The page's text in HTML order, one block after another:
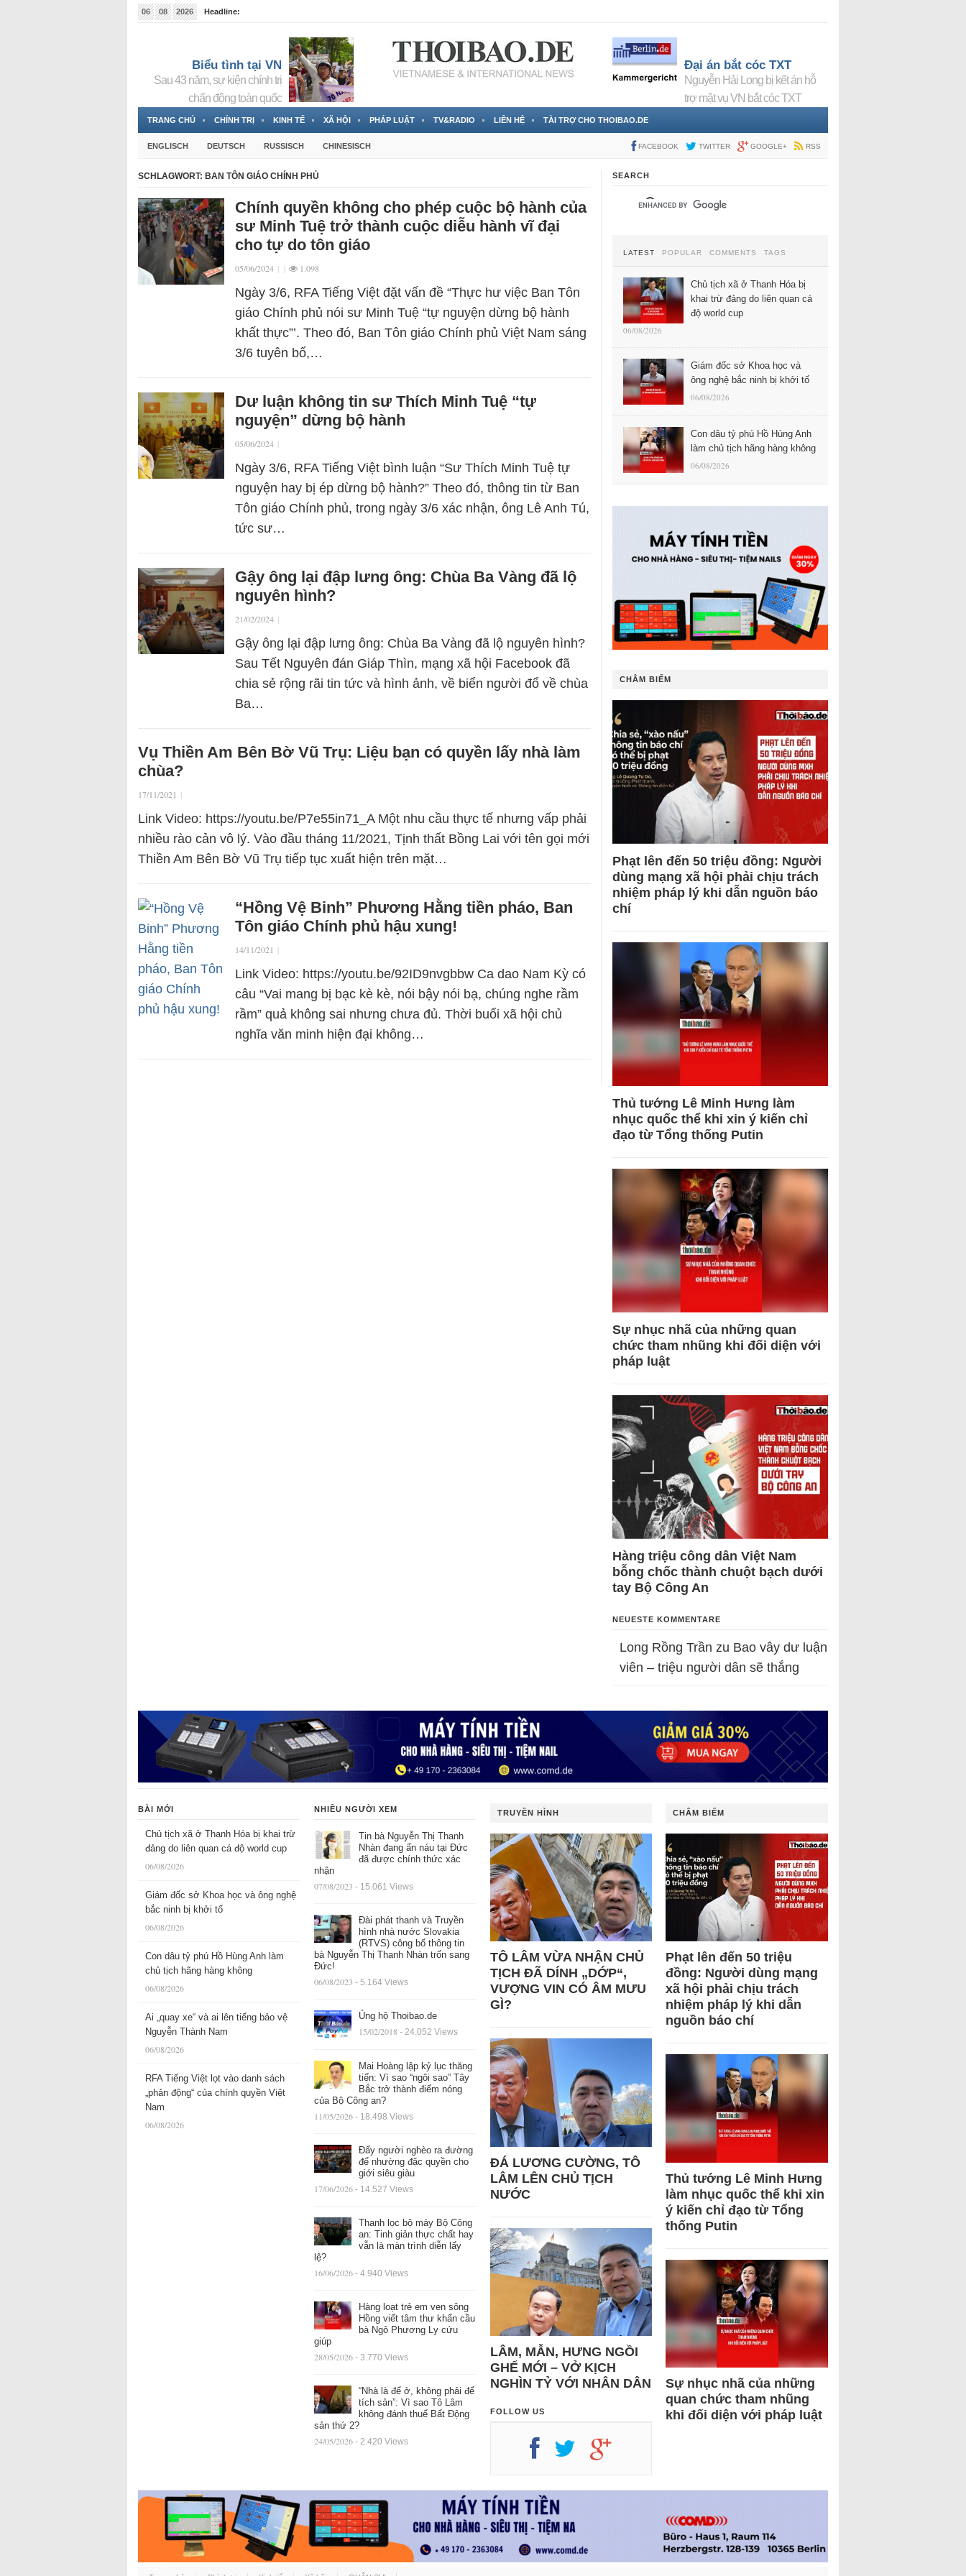
06 08 2026
Headline:
Biểu tình tại VN
Sau 43 năm, sự kiện chính trị
chấn động toàn quốc
Đại án bắt cóc TXT
Nguyễn Hải Long bị kết án hỗ
trợ mật vụ VN bắt cóc TXT
TRANG CHỦ CHÍNH TRỊ KINH TẾ XÃ HỘI PHÁP LUẬT TV&RADIO LIÊN HỆ TÀI TRỢ CHO THOIBAO.DE
ENGLISCH DEUTSCH RUSSISCH CHINESISCH FACEBOOK TWITTER GOOGLE+ RSS
SCHLAGWORT: BAN TÔN GIÁO CHÍNH PHỦ
Chính quyền không cho phép cuộc bộ hành của
sư Minh Tuệ trở thành cuộc diễu hành vĩ đại
cho tự do tôn giáo
05/06/2024 | | 1.098
Ngày 3/6, RFA Tiếng Việt đặt vấn đề “Thực hư việc Ban Tôn
giáo Chính phủ nói sư Minh Tuệ “tự nguyện dừng bộ hành
khất thực”’. Theo đó, Ban Tôn giáo Chính phủ Việt Nam sáng
3/6 tuyên bố,…
Dư luận không tin sư Thích Minh Tuệ “tự
nguyện” dừng bộ hành
05/06/2024 |
Ngày 3/6, RFA Tiếng Việt bình luận “Sư Thích Minh Tuệ tự
nguyện hay bị ép dừng bộ hành?” Theo đó, thông tin từ Ban
Tôn giáo Chính phủ, trong ngày 3/6 xác nhận, ông Lê Anh Tú,
tức sư…
Gậy ông lại đập lưng ông: Chùa Ba Vàng đã lộ
nguyên hình?
21/02/2024 |
Gậy ông lại đập lưng ông: Chùa Ba Vàng đã lộ nguyên hình?
Sau Tết Nguyên đán Giáp Thìn, mạng xã hội Facebook đã
chia sẻ rộng rãi tin tức và hình ảnh, về biển người đổ về chùa
Ba…
Vụ Thiền Am Bên Bờ Vũ Trụ: Liệu bạn có quyền lấy nhà làm
chùa?
17/11/2021 |
Link Video: https://youtu.be/P7e55in71_A Một nhu cầu thực tế nhưng vấp phải
nhiều rào cản vô lý. Vào đầu tháng 11/2021, Tịnh thất Bồng Lai với tên gọi mới
Thiền Am Bên Bờ Vũ Trụ tiếp tục xuất hiện trên mặt…
“Hồng Vệ Binh” Phương Hằng tiền pháo, Ban
Tôn giáo Chính phủ hậu xung!
14/11/2021 |
Link Video: https://youtu.be/92ID9nvgbbw Ca dao Nam Kỳ có
câu “Vai mang bị bạc kè kè, nói bậy nói bạ, chúng nghe rầm
rầm” quả không sai nhưng chưa đủ. Thời buổi xã hội chủ
nghĩa văn minh hiện đại không…
SEARCH
LATEST POPULAR COMMENTS TAGS
Chủ tịch xã ở Thanh Hóa bị
khai trừ đảng do liên quan cá
độ world cup
06/08/2026
Giám đốc sở Khoa học và
ông nghệ bắc ninh bị khởi tố
06/08/2026
Con dâu tỷ phú Hồ Hùng Anh
làm chủ tịch hãng hàng không
06/08/2026
CHÂM BIẾM
Phạt lên đến 50 triệu đồng: Người
dùng mạng xã hội phải chịu trách
nhiệm pháp lý khi dẫn nguồn báo
chí
Thủ tướng Lê Minh Hưng làm
nhục quốc thể khi xin ý kiến chỉ
đạo từ Tổng thống Putin
Sự nhục nhã của những quan
chức tham nhũng khi đối diện với
pháp luật
Hàng triệu công dân Việt Nam
bỗng chốc thành chuột bạch dưới
tay Bộ Công An
NEUESTE KOMMENTARE
Long Rồng Trần zu Bao vây dư luận
viên – triệu người dân sẽ thắng
BÀI MỚI
Chủ tịch xã ở Thanh Hóa bị khai trừ
đảng do liên quan cá độ world cup
06/08/2026
Giám đốc sở Khoa học và ông nghệ
bắc ninh bị khởi tố
06/08/2026
Con dâu tỷ phú Hồ Hùng Anh làm
chủ tịch hãng hàng không
06/08/2026
Ai „quay xe“ và ai lên tiếng bảo vệ
Nguyễn Thành Nam
06/08/2026
RFA Tiếng Việt lọt vào danh sách
„phản động“ của chính quyền Việt
Nam
06/08/2026
NHIỀU NGƯỜI XEM
Tin bà Nguyễn Thị Thanh
Nhàn đang ẩn náu tại Đức
đã được chính thức xác
nhận
07/08/2023 - 15.061 Views
Đài phát thanh và Truyền
hình nhà nước Slovakia
(RTVS) công bố thông tin
bà Nguyễn Thị Thanh Nhàn trốn sang
Đức!
06/08/2023 - 5.164 Views
Ủng hộ Thoibao.de
15/02/2018 - 24.052 Views
Mai Hoàng lập kỷ lục thăng
tiến: Vì sao “ngôi sao” Tây
Bắc trở thành điểm nóng
của Bộ Công an?
11/05/2026 - 18.498 Views
Đẩy người nghèo ra đường
để nhường đặc quyền cho
giới siêu giàu
17/06/2026 - 14.527 Views
Thanh lọc bộ máy Bộ Công
an: Tinh giản thực chất hay
vẫn là màn trình diễn lấy
lệ?
16/06/2026 - 4.940 Views
Hàng loạt trẻ em ven sông
Hồng viết tâm thư khẩn cầu
bà Ngô Phương Ly cứu
giúp
28/05/2026 - 3.770 Views
“Nhà là để ở, không phải để
tích sản”: Vì sao Tô Lâm
không đánh thuế Bất Động
sản thứ 2?
24/05/2026 - 2.420 Views
TRUYỀN HÌNH
TÔ LÂM VỪA NHẬN CHỦ
TỊCH ĐÃ DÍNH „DỚP“,
VƯỢNG VIN CÓ ÂM MƯU
GÌ?
ĐÁ LƯƠNG CƯỜNG, TÔ
LÂM LÊN CHỦ TỊCH
NƯỚC
LÂM, MẪN, HƯNG NGỒI
GHẾ MỚI – VỞ KỊCH
NGHÌN TỶ VỚI NHÂN DÂN
FOLLOW US
CHÂM BIẾM
Phạt lên đến 50 triệu
đồng: Người dùng mạng
xã hội phải chịu trách
nhiệm pháp lý khi dẫn
nguồn báo chí
Thủ tướng Lê Minh Hưng
làm nhục quốc thể khi xin
ý kiến chỉ đạo từ Tổng
thống Putin
Sự nhục nhã của những
quan chức tham nhũng
khi đối diện với pháp luật